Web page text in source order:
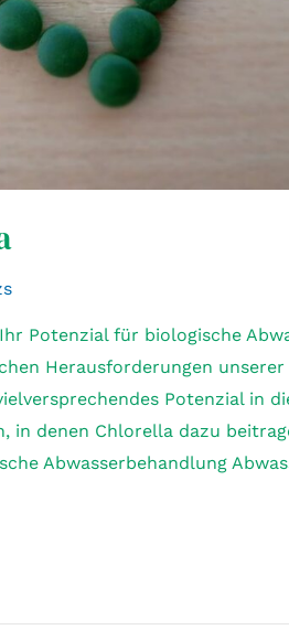
Potenzial für biologische
Herausforderungen
Potenzial in
in denen Chlorella dazu
Abwasserbehandlung